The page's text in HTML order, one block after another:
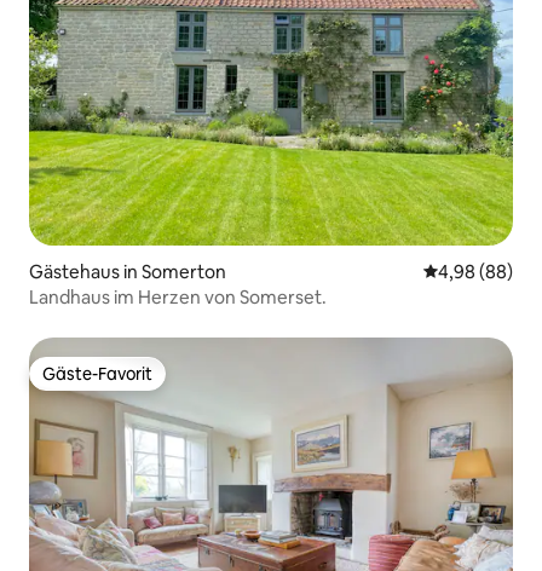
Gästehaus in Somerton
4,98 (88)
Landhaus im Herzen von Somerset.
Gäste-Favorit
Gäste-Favorit